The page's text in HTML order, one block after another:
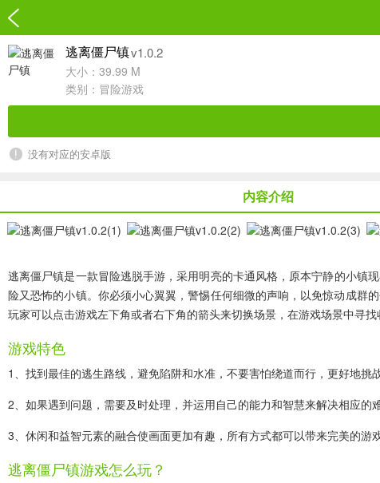
逃离僵尸镇v1.0.2
大小：39.99 M
类别： 冒险游戏
没有对应的安卓版
内容介绍
逃离僵尸镇是一款冒险逃脱手游，采用明亮的卡通风格，原本宁静的小镇
险又恐怖的小镇。你必须小心翼翼，警惕任何细微的声响，以免惊动成群
玩家可以点击游戏左下角或者右下角的箭头来切换场景，在游戏场景中寻
游戏特色
1、找到最佳的逃生路线，避免陷阱和水准，不要害怕绕道而行，更好地挑战
2、如果遇到问题，需要及时处理，并运用自己的能力和智慧来解决相应的难
3、休闲和益智元素的融合使画面更加有趣，所有方式都可以带来完美的游戏
逃离僵尸镇游戏怎么玩？